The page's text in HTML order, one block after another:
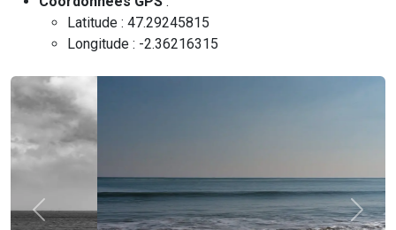
Latitude : 47.29245815
Longitude : -2.36216315
Précédent